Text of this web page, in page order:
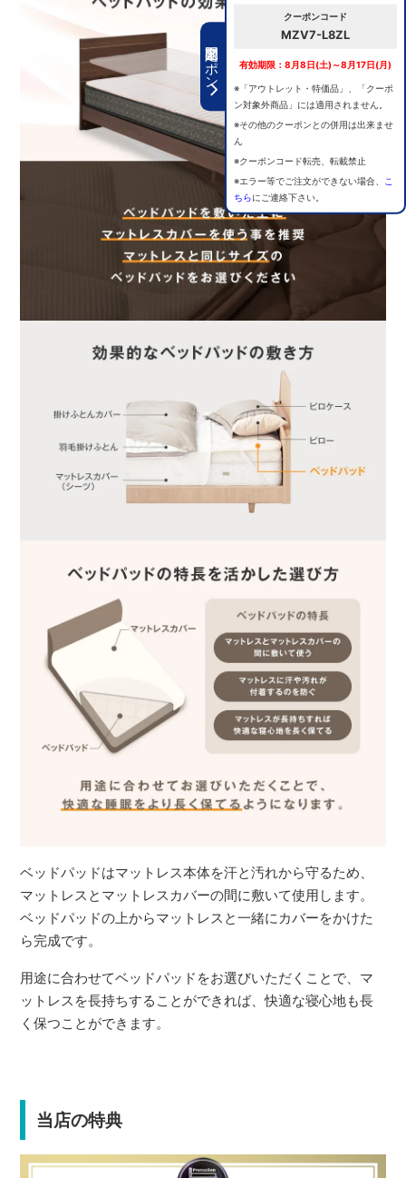
期間限定クーポン
クーポンコード
MZV7-L8ZL
有効期限：8月8日(土)～8月17日(月)
※「アウトレット・特価品」、「クーポ
ン対象外商品」には適用されません。
※その他のクーポンとの併用は出来ませ
ん
※クーポンコード転売、転載禁止
※エラー等でご注文ができない場合、
こ
ちらにご連絡下さい。
ベッドパッドはマットレス本体を汗と汚れから守るため、
マットレスとマットレスカバーの間に敷いて使用します。
ベッドパッドの上からマットレスと一緒にカバーをかけた
ら完成です。
用途に合わせてベッドパッドをお選びいただくことで、マ
ットレスを長持ちすることができれば、快適な寝心地も長
く保つことができます。
当店の特典